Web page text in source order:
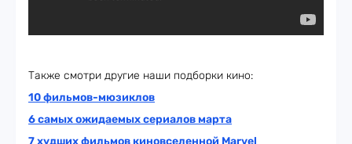
Также смотри другие наши подборки кино:
10 фильмов-мюзиклов
6 самых ожидаемых сериалов марта
7 худших фильмов киновселенной Marvel